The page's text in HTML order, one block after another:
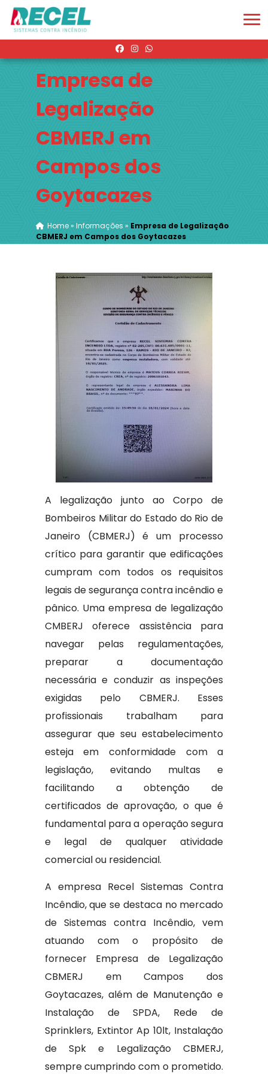
Empresa de
Legalização
CBMERJ em
Campos dos
Goytacazes
Home» Informações » Empresa de Legalização
CBMERJ em Campos dos Goytacazes
A legalização junto ao Corpo de
Bombeiros Militar do Estado do Rio de
Janeiro (CBMERJ) é um processo
crítico para garantir que edificações
cumpram com todos os requisitos
legais de segurança contra incêndio e
pânico. Uma empresa de legalização
CMBERJ oferece assistência para
navegar pelas regulamentações,
preparar a documentação
necessária e conduzir as inspeções
exigidas pelo CBMERJ. Esses
profissionais trabalham para
assegurar que seu estabelecimento
esteja em conformidade com a
legislação, evitando multas e
facilitando a obtenção de
certificados de aprovação, o que é
fundamental para a operação segura
e legal de qualquer atividade
comercial ou residencial.
A empresa Recel Sistemas Contra
Incêndio, que se destaca no mercado
de Sistemas contra Incêndio, vem
atuando com o propósito de
fornecer Empresa de Legalização
CBMERJ em Campos dos
Goytacazes, além de Manutenção e
Instalação de SPDA, Rede de
Sprinklers, Extintor Ap 10lt, Instalação
de Spk e Legalização CBMERJ,
sempre cumprindo com o prometido.